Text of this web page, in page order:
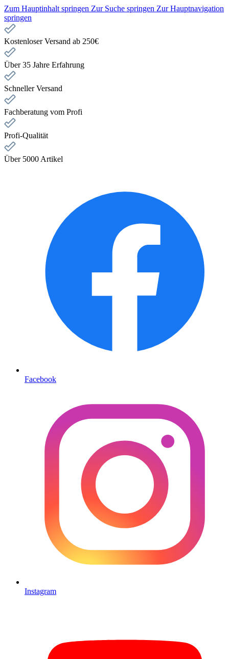
Zum Hauptinhalt springen Zur Suche springen Zur Hauptnavigation
springen
Kostenloser Versand ab 250€
Über 35 Jahre Erfahrung
Schneller Versand
Fachberatung vom Profi
Profi-Qualität
Über 5000 Artikel
Facebook
Instagram